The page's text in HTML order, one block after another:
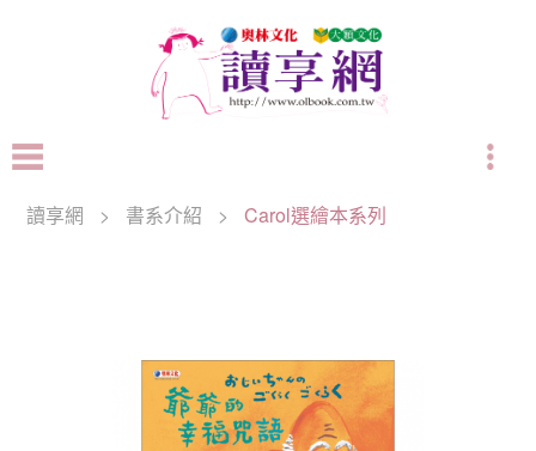
讀享網 > 書系介紹 > Carol選繪本系列